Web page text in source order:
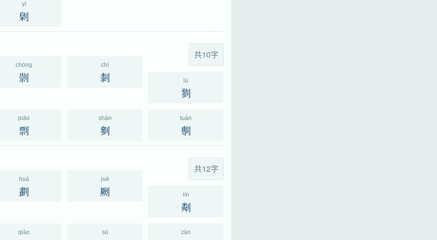
yì
㓷
共10字
chóng
㓽
chì
㓼 lù
剹
piāo
剽
shān
剼
tuán
剸
共12字
huá
劃
jué
劂 lín
㔂
qiāo sù zàn